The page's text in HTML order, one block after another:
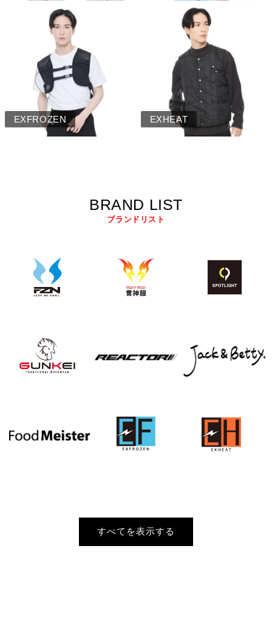
EXFROZEN EXHEAT
BRAND LIST
ブランドリスト
すべてを表示する